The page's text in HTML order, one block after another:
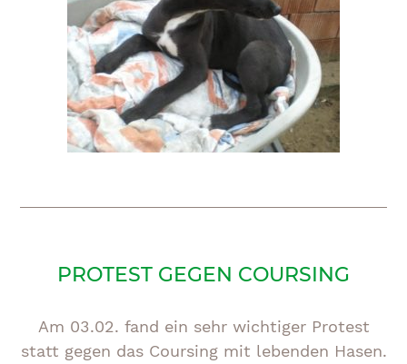
PROTEST GEGEN COURSING
Am 03.02. fand ein sehr wichtiger Protest
statt gegen das Coursing mit lebenden Hasen.